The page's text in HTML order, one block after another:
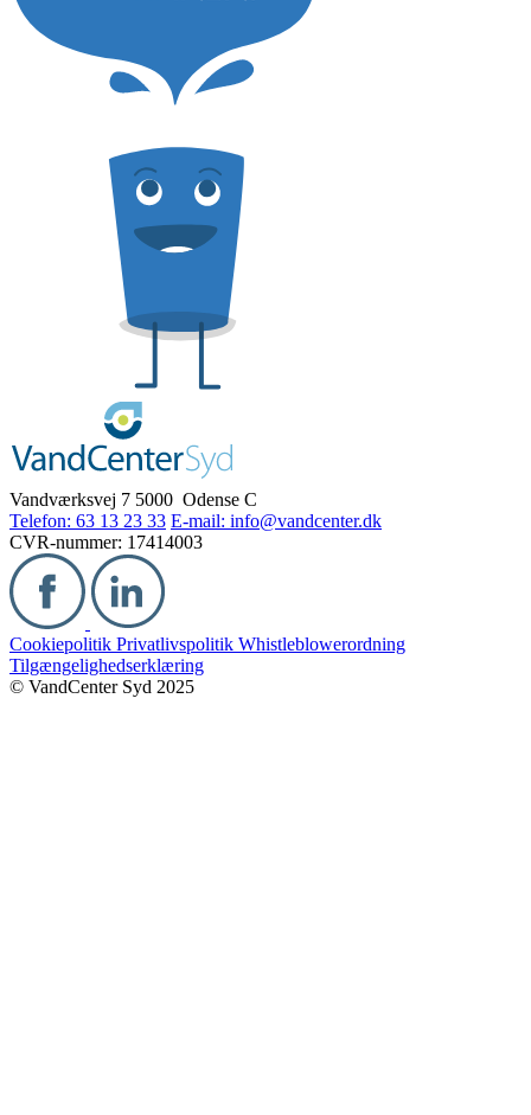
Vandværksvej 7 5000 Odense C
Telefon: 63 13 23 33 E-mail: info@vandcenter.dk
CVR-nummer: 17414003
Cookiepolitik Privatlivspolitik Whistleblowerordning
Tilgængelighedserklæring
© VandCenter Syd 2025